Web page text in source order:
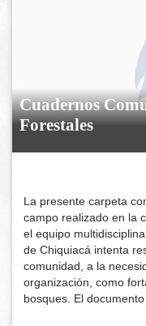
Cuadernos
Forestales
La presente carpeta
campo realizado en la
el equipo
de Chiquiacá intenta
comunidad, a la
organización, como
bosques. El